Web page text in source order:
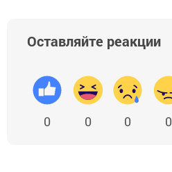
Оставляйте реакции
0 0 0 0